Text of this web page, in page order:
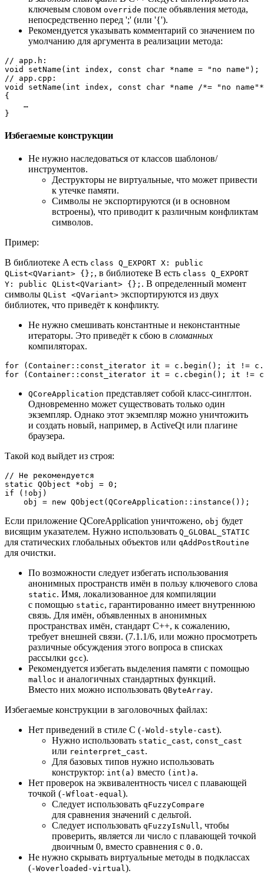
ключевым словом override после объявления метода,
непосредственно перед ';' (или '{').
Рекомендуется указывать комментарий со значением по
умолчанию для аргумента в реализации метода:
// app.h:
void
setName ( int index, const char *name = "no name" )
// app.cpp:
void
setName ( int index, const char *name
/*= "no
{
    …
Избегаемые конструкции
Не нужно наследоваться от классов шаблонов/
инструментов.
Деструкторы не виртуальные, что может привести
к утечке памяти.
Символы не экспортируются (и в основном
встроены), что приводит к различным конфликтам
символов.
Пример:
В библиотеке A есть class Q_EXPORT X: public
QList<QVariant> {}; , в библиотеке B есть class Q_EXPORT
Y: public QList<QVariant> {}; . В определенный момент
символы QList <QVariant> экспортируются из двух
библиотек, что приведёт к конфликту.
Не нужно смешивать константные и неконстантные
итераторы. Это приведёт к сбою в сломанных
компиляторах.
for (Container::const_iterator it = c. begin (); it != c.
for (Container::const_iterator it = c. cbegin (); it !=
QCoreApplication представляет собой класс-синглтон.
Одновременно может существовать только один
экземпляр. Однако этот экземпляр можно уничтожить
и создать новый, например, в ActiveQt или плагине
браузера.
Такой код выйдет из строя:
// Не рекомендуется
static QObject *obj = 0
if (!obj)
    obj =
new QObject (QCoreApplication:: instance
Если приложение QCoreApplication уничтожено, obj будет
висящим указателем. Нужно использовать Q_GLOBAL_STATIC
для статических глобальных объектов или qAddPostRoutine
для очистки.
По возможности следует избегать использования
анонимных пространств имён в пользу ключевого слова
static. Имя, локализованное для компиляции
с помощью static, гарантированно имеет внутреннюю
связь. Для имён, объявленных в анонимных
пространствах имён, стандарт C++, к сожалению,
требует внешней связи. (7.1.1/6, или можно просмотреть
различные обсуждения этого вопроса в списках
рассылки gcc).
Рекомендуется избегать выделения памяти с помощью
malloc и аналогичных стандартных функций.
Вместо них можно использовать QByteArray.
Избегаемые конструкции в заголовочных файлах:
Нет приведений в стиле C (-Wold-style-cast).
Нужно использовать static_cast, const_cast
или reinterpret_cast.
Для базовых типов нужно использовать
конструктор: int(a) вместо (int)a.
Нет проверок на эквивалентность чисел с плавающей
точкой (-Wfloat-equal).
Следует использовать qFuzzyCompare
для сравнения значений с дельтой.
Следует использовать qFuzzyIsNull, чтобы
проверить, является ли число с плавающей точкой
двоичным 0, вместо сравнения с 0.0.
Не нужно скрывать виртуальные методы в подклассах
(-Woverloaded-virtual).